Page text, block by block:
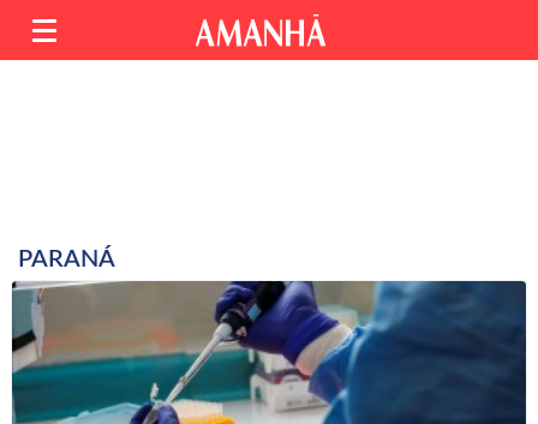
PARANÁ